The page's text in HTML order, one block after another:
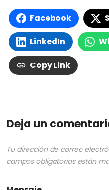
Facebook
LinkedIn
Copy Link
Deja un
Tu dirección de correo
campos obligatorios están